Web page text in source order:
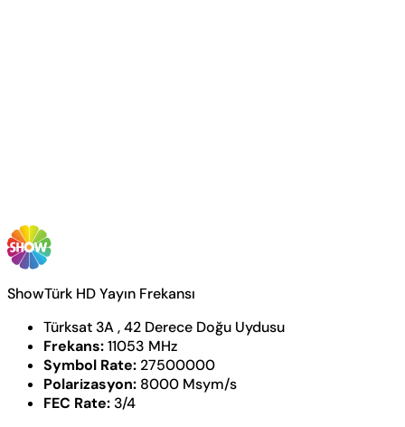
ShowTürk HD Yayın Frekansı
Türksat 3A , 42 Derece Doğu Uydusu
Frekans:11053 MHz
Symbol Rate: 27500000
Polarizasyon: 8000 Msym/s
FEC Rate: 3/4